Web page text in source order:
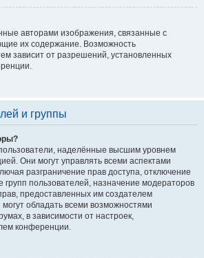
авторами изображения, связанные с
их содержание. Возможность
зависит от разрешений, установленных
и группы
наделённые высшим уровнем
Они могут управлять всеми аспектами
разграничение прав доступа, отключение
групп пользователей, назначение модераторов
предоставленных им создателем
обладать всеми возможностями
в зависимости от настроек,
конференции.